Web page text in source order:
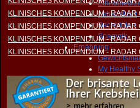
Lebenskraft
Bachblüten
Spagyrik
Ernährung
My Healthy
Obst &
Wasserfilter
Gesundheit
KLINISCHES KOMPENDIUM -
KLINISCHES KOMPENDIUM -
KLINISCHES KOMPENDIUM -
KLINISCHES KOMPENDIUM -